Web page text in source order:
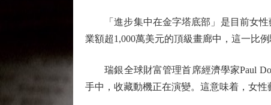
「進步集中在金字塔底部」是目前女性
業額超1,000萬美元的頂級畫廊中，這一比例
瑞銀全球財富管理首席經濟學家Paul
手中，收藏動機正在演變。這意味着，女